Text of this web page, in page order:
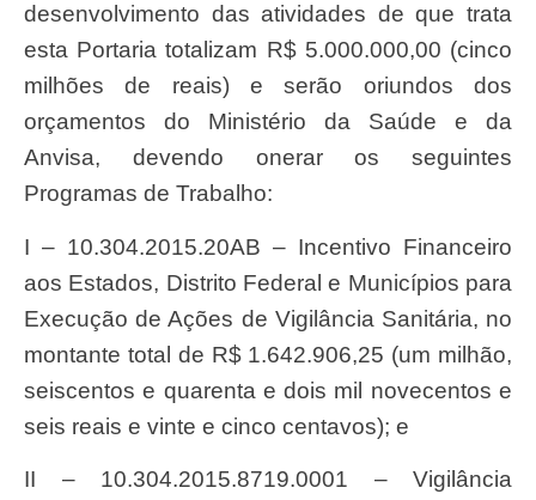
desenvolvimento das atividades de que trata
esta Portaria totalizam R$ 5.000.000,00 (cinco
milhões de reais) e serão oriundos dos
orçamentos do Ministério da Saúde e da
Anvisa, devendo onerar os seguintes
Programas de Trabalho:
I – 10.304.2015.20AB – Incentivo Financeiro
aos Estados, Distrito Federal e Municípios para
Execução de Ações de Vigilância Sanitária, no
montante total de R$ 1.642.906,25 (um milhão,
seiscentos e quarenta e dois mil novecentos e
seis reais e vinte e cinco centavos); e
II – 10.304.2015.8719.0001 – Vigilância